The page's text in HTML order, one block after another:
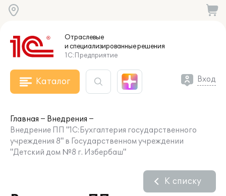
Отраслевые
и специализированныерешения
1С:Предприятие
Каталог Вход
Главная
Внедрения
Внедрение ПП "1С:Бухгалтерия государственного
учреждения 8" в Государственном учреждении
"Детский дом №8 г. Избербаш"
К списку